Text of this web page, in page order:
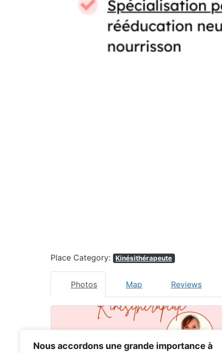
Nous accordons une grande importance à
Place Category: Kinésithérapeute
Photos Map Reviews